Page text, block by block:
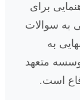
برای
به سوالات
به
متعهد
است.